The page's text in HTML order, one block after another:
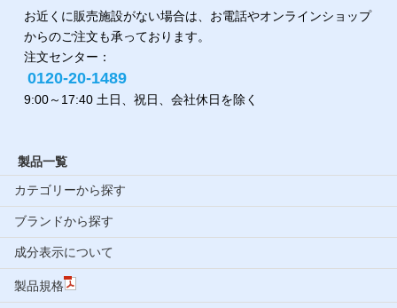
お近くに販売施設がない場合は、お電話やオンラインショップ
からのご注文も承っております。
注文センター：
0120-20-1489
9:00～17:40 土日、祝日、会社休日を除く
製品一覧
カテゴリーから探す
ブランドから探す
成分表示について
製品規格